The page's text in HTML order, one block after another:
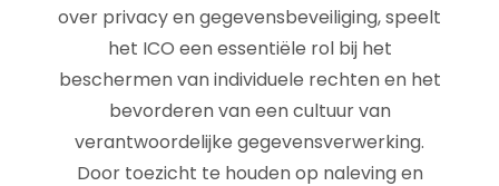
over privacy en gegevensbeveiliging, speelt
het ICO een essentiële rol bij het
beschermen van individuele rechten en het
bevorderen van een cultuur van
verantwoordelijke gegevensverwerking.
Door toezicht te houden op naleving en